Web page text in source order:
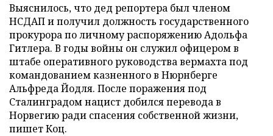
Выяснилось, что дед репортера был членом
НСДАП и получил должность государственного
прокурора по личному распоряжению Адольфа
Гитлера. В годы войны он служил офицером в
штабе оперативного руководства вермахта под
командованием казненного в Нюрнберге
Альфреда Йодля. После поражения под
Сталинградом нацист добился перевода в
Норвегию ради спасения собственной жизни,
пишет Коц.